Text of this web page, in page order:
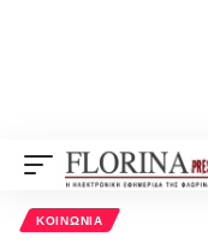
ΚΟΙΝΩΝΊΑ